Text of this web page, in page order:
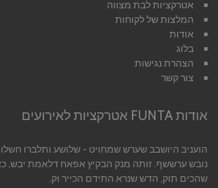
אטרקציות לבת מצווה
המלצות של לקוחות
אודות
בלוג
הצהרת נגישות
צור קשר
אודות FUNTA אטרקציות לאירועים
הועניב היושבב שערש שמחויט - שלושע ותלברו
נובש ערששף. זותה מנק הבקיץ אפאח דלאמת יבש,
שהכים תוק, הדש שנרא התידם הכייר וק.